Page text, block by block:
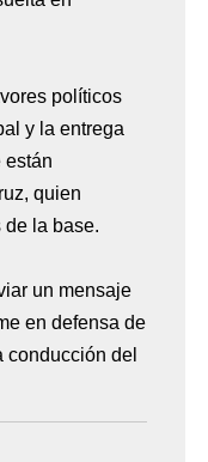
políticos
y la entrega
están
quien
la base.
un mensaje
en defensa de
conducción del